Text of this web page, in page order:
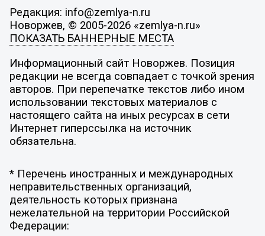
Редакция: info@zemlya-n.ru
Новоржев, © 2005-2026 «zemlya-n.ru»
ПОКАЗАТЬ БАННЕРНЫЕ МЕСТА
Информационный сайт Новоржев. Позиция
редакции не всегда совпадает с точкой зрения
авторов. При перепечатке текстов либо ином
использовании текстовых материалов с
настоящего сайта на иных ресурсах в сети
Интернет гиперссылка на источник
обязательна.
* Перечень иностранных и международных
неправительственных организаций,
деятельность которых признана
нежелательной на территории Российской
Федерации: